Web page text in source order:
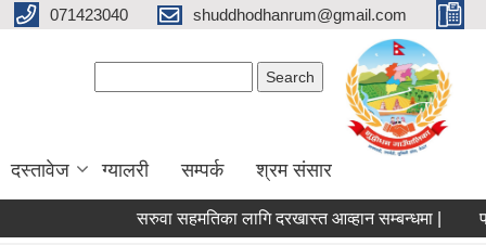
071423040 shuddhodhanrum@gmail.com
दस्तावेज ग्यालरी सम्पर्क श्रम संसार
सरुवा सहमतिका लागि दरखास्त आव्हान सम्बन्धमा | पशु सेवा